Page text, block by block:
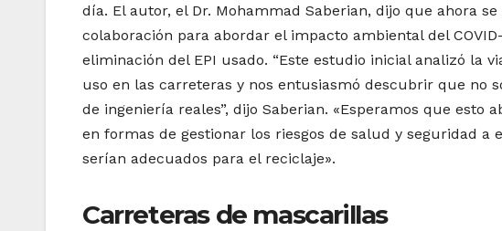
día. El autor, el Dr. Mohammad Saberian, dijo que ahora
colaboración para abordar el impacto ambiental del
eliminación del EPI usado. “Este estudio inicial analizó la
uso en las carreteras y nos entusiasmó descubrir que no
de ingeniería reales”, dijo Saberian. «Esperamos que
en formas de gestionar los riesgos de salud y seguridad a
serían adecuados para el reciclaje».
Carreteras de mascarillas